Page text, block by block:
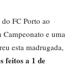
FC Porto ao
e uma
esta madrugada,
feitos a 1 de